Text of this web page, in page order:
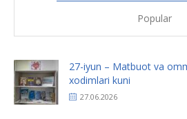
Popular
27-iyun – Matbuot va
xodimlari kuni
27.06.2026